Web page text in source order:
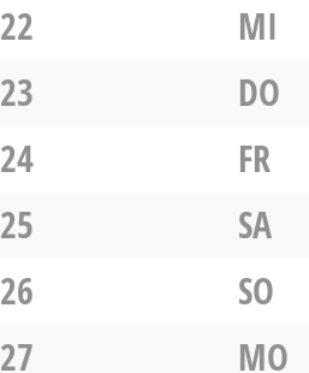
22
MI
23
DO
24
FR
25
SA
26
SO
27
MO